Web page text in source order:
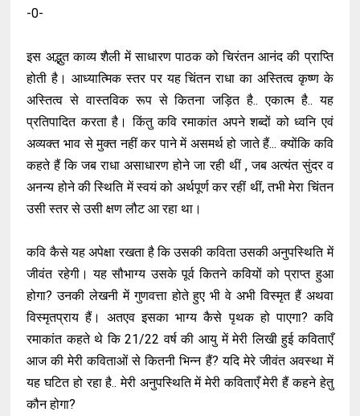
-0-
इस अद्भुत काव्य शैली में साधारण पाठक को चिरंतन आनंद की प्राप्ति
होती है। आध्यात्मिक स्तर पर यह चिंतन राधा का अस्तित्व कृष्ण के
अस्तित्व से वास्तविक रूप से कितना जड़ित है.. एकात्म है.. यह
प्रतिपादित करता है। किंतु कवि रमाकांत अपने शब्दों को ध्वनि एवं
अव्यक्त भाव से मुक्त नहीं कर पाने में असमर्थ हो जाते हैं... क्योंकि कवि
कहते हैं कि जब राधा असाधारण होने जा रही थीं , जब अत्यंत सुंदर व
अनन्य होने की स्थिति में स्वयं को अर्थपूर्ण कर रहीं थीं, तभी मेरा चिंतन
उसी स्तर से उसी क्षण लौट आ रहा था।
कवि कैसे यह अपेक्षा रखता है कि उसकी कविता उसकी अनुपस्थिति में
जीवंत रहेगी। यह सौभाग्य उसके पूर्व कितने कवियों को प्राप्त हुआ
होगा? उनकी लेखनी में गुणवत्ता होते हुए भी वे अभी विस्मृत हैं अथवा
विस्मृतप्राय हैं। अतएव इसका भाग्य कैसे पृथक हो पाएगा? कवि
रमाकांत कहते थे कि 21/22 वर्ष की आयु में मेरी लिखी हुई कविताएँ
आज की मेरी कविताओं से कितनी भिन्न हैं? यदि मेरे जीवंत अवस्था में
यह घटित हो रहा है.. मेरी अनुपस्थिति में मेरी कविताएँ मेरी हैं कहने हेतु
कौन होगा?